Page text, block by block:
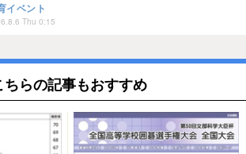
イベント
Thu 0:15
ちらの記事もおすすめ